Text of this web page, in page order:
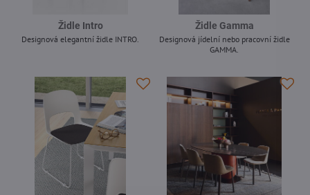
Židle Intro
Designová elegantní židle INTRO.
Židle Gamma
Designová jídelní nebo pracovní židle
GAMMA.